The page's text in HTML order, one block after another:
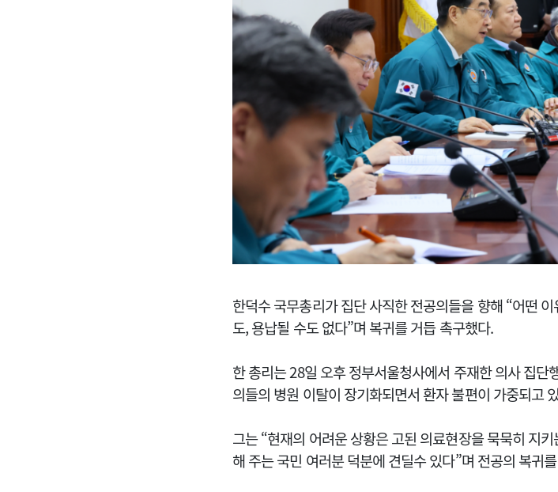
한덕수 국무총리가 집단 사직한 전공의들을 향해 “어떤
도, 용납될 수도 없다”며 복귀를 거듭 촉구했다.
한 총리는 28일 오후 정부서울청사에서 주재한 의사 집
의들의 병원 이탈이 장기화되면서 환자 불편이 가중되고
그는 “현재의 어려운 상황은 고된 의료현장을 묵묵히 지
해 주는 국민 여러분 덕분에 견딜수 있다”며 전공의 복귀